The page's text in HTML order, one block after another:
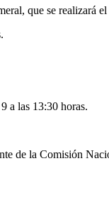
que se realizará
a las 13:30 horas.
de la Comisión